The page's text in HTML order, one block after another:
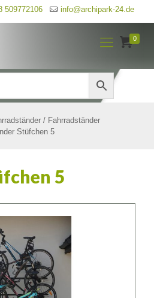
509772106 info@archipark-24.de
0
/ Fahrradständer
Stüfchen 5
5